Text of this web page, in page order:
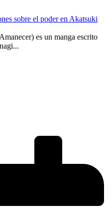
sobre el poder en Akatsuki
es un manga escrito